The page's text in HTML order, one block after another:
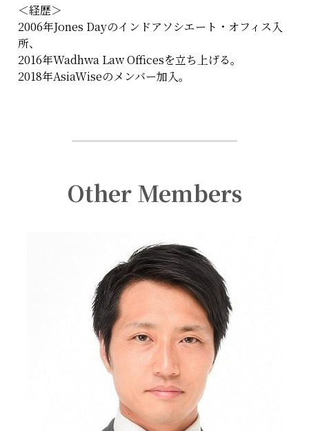
＜経歴＞
2006年Jones Dayのインドアソシエート・オフィス入
所、
2016年Wadhwa Law Officesを立ち上げる。
2018年AsiaWiseのメンバー加入。
Other Members